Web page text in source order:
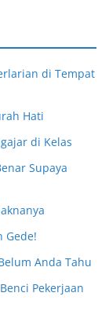
di Tempat
Hati
di Kelas
Supaya
Gede!
Anda Tahu
Pekerjaan